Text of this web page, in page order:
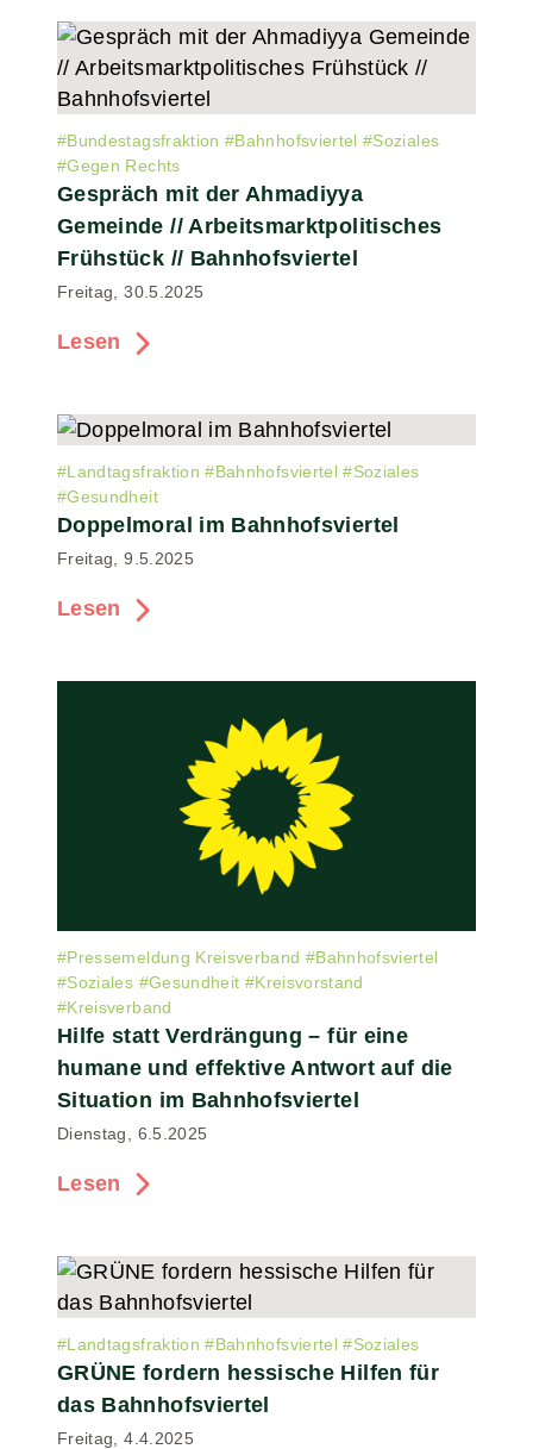
#Bundestagsfraktion #Bahnhofsviertel #Soziales
#Gegen Rechts
Gespräch mit der Ahmadiyya
Gemeinde // Arbeitsmarktpolitisches
Frühstück // Bahnhofsviertel
Freitag, 30.5.2025
Lesen
#Landtagsfraktion #Bahnhofsviertel #Soziales
#Gesundheit
Doppelmoral im Bahnhofsviertel
Freitag, 9.5.2025
Lesen
#Pressemeldung Kreisverband #Bahnhofsviertel
#Soziales #Gesundheit #Kreisvorstand
#Kreisverband
Hilfe statt Verdrängung – für eine
humane und effektive Antwort auf die
Situation im Bahnhofsviertel
Dienstag, 6.5.2025
Lesen
#Landtagsfraktion #Bahnhofsviertel #Soziales
GRÜNE fordern hessische Hilfen für
das Bahnhofsviertel
Freitag, 4.4.2025